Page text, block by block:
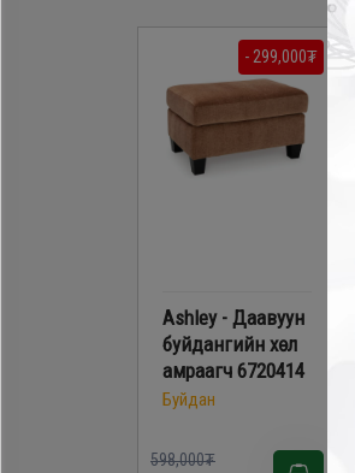
- 299,000₮
Ashley - Даавуун
буйдангийн хөл
амраагч 6720414
Буйдан
598,000₮